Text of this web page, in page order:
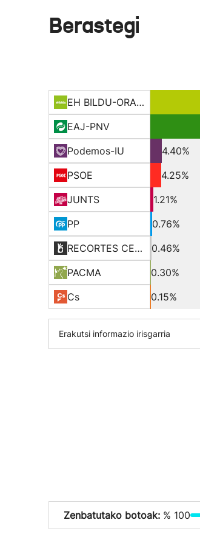
Berastegi
EH BILDU-ORAIN ERREP
EAJ-PNV
Podemos-IU
4.40%
PSOE
4.25%
JUNTS
1.21%
PP
0.76%
RECORTES CERO-LV-GVE
0.46%
PACMA
0.30%
Cs
0.15%
Erakutsi informazio irisgarria
Zenbatutako botoak: % 100